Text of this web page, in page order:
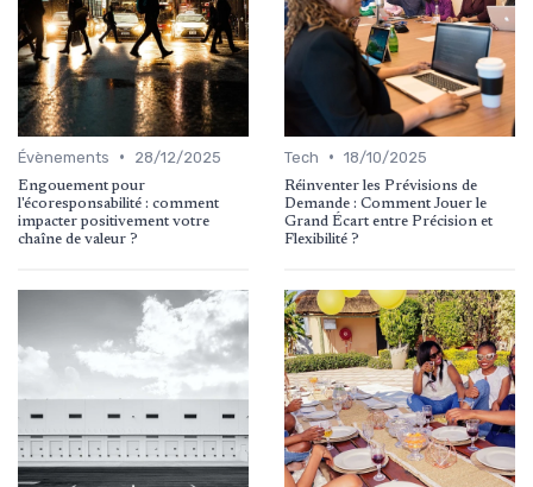
Évènements • 28/12/2025
Engouement pour
l'écoresponsabilité : comment
impacter positivement votre
chaîne de valeur ?
Tech • 18/10/2025
Réinventer les Prévisions de
Demande : Comment Jouer le
Grand Écart entre Précision et
Flexibilité ?